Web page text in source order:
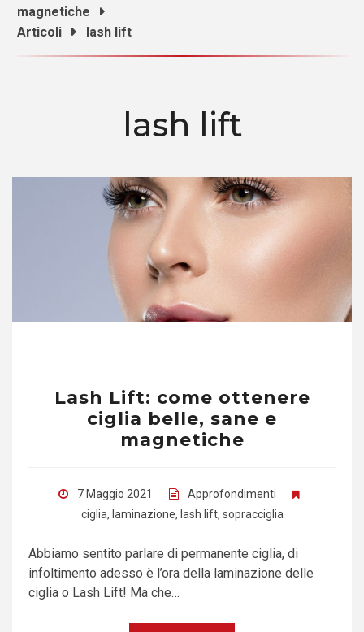
magnetiche
Articoli
lash lift
lash lift
Lash Lift: come ottenere
ciglia belle, sane e
magnetiche
7 Maggio 2021
Approfondimenti
ciglia, laminazione, lash lift, sopracciglia
Abbiamo sentito parlare di permanente ciglia, di
infoltimento adesso è l’ora della laminazione delle
ciglia o Lash Lift! Ma che…